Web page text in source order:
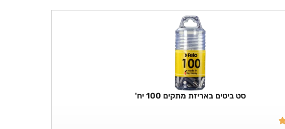
סט ביטים באריזת מתקים 100 יח'